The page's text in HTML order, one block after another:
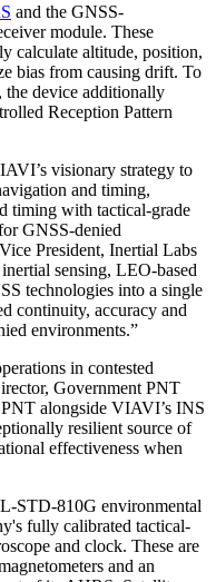
and the GNSS-
module. These
calculate altitude, position,
bias from causing drift. To
the device additionally
Reception Pattern
visionary strategy to
and timing,
timing with tactical-grade
GNSS-denied
President, Inertial Labs
sensing, LEO-based
technologies into a single
continuity, accuracy and
environments.”
in contested
Government PNT
alongside VIAVI’s INS
resilient source of
effectiveness when
STD-810G environmental
fully calibrated tactical-
and clock. These are
and an